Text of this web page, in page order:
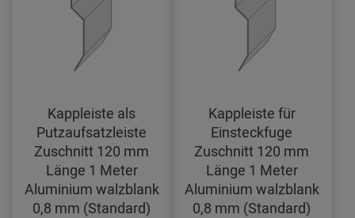
Kappleiste als
Putzaufsatzleiste
Zuschnitt 120 mm
Länge 1 Meter
Aluminium walzblank
0,8 mm (Standard)
Kappleiste für
Einsteckfuge
Zuschnitt 120 mm
Länge 1 Meter
Aluminium walzblank
0,8 mm (Standard)